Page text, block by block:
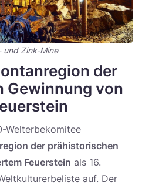
und Zink-Mine
der
Gewinnung von
Welterbekomitee
der prähistorischen
Feuerstein als 16.
auf. Der